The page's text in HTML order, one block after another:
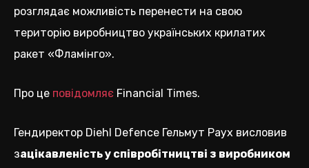
розглядає можливість перенести на свою
територію виробництво українських крилатих
ракет «Фламінго».
Про це повідомляє Financial Times.
Гендиректор Diehl Defence Гельмут Раух висловив
зацікавленість у співробітництві з виробником